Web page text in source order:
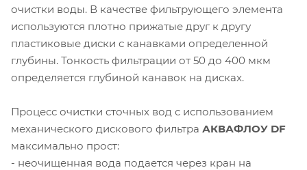
очистки воды. В качестве фильтрующего элемента
используются плотно прижатые друг к другу
пластиковые диски с канавками определенной
глубины. Тонкость фильтрации от 50 до 400 мкм
определяется глубиной канавок на дисках.
Процесс очистки сточных вод с использованием
механического дискового фильтра АКВАФЛОУ DF
максимально прост:
- неочищенная вода подается через кран на